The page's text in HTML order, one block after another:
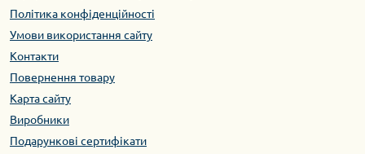
Політика конфіденційності
Умови використання сайту
Контакти
Повернення товару
Карта сайту
Виробники
Подарункові сертифікати